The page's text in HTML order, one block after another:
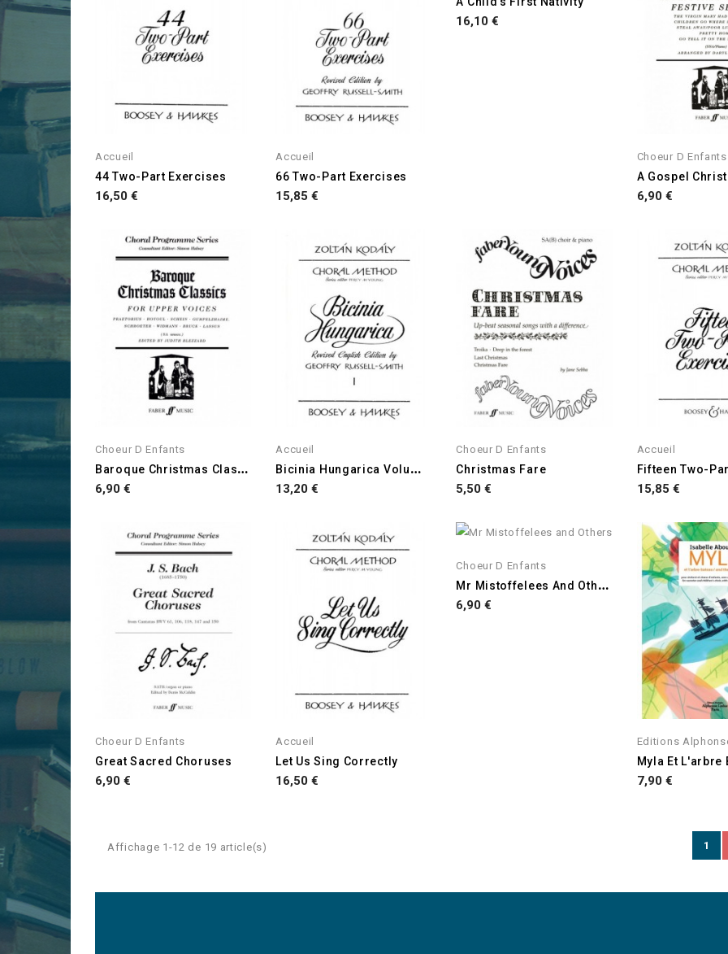
Accueil
44 Two-Part Exercises
Prix
16,50 €
Accueil
66 Two-Part Exercises
Prix
15,85 €
Prix
16,10 €
Choeur D Enfants
A Gospel
Prix
6,90 €
Choeur D Enfants
B
Aroque Christmas Classics
Prix
6,90 €
Accueil
B
Icinia Hungarica Volume 1
Prix
13,20 €
Choeur D Enfants
Christmas Fare
Prix
5,50 €
Accueil
Prix
15,85 €
Choeur D Enfants
Great Sacred Choruses
Prix
6,90 €
Accueil
Let Us Sing Correctly
Prix
16,50 €
Choeur D Enfants
M
R Mistoffelees And Others
Prix
6,90 €
Editions
Myla Et L'arbre
Prix
7,90 €
Affichage 1-12 de 19 article(s) 1